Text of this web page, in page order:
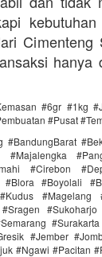
#6gr #1kg
#Pusat
#BandungBarat
#Majalengka
#Cirebon
#Blora #Boyolali
#Magelang
#Jember
#Ngawi #Pacitan